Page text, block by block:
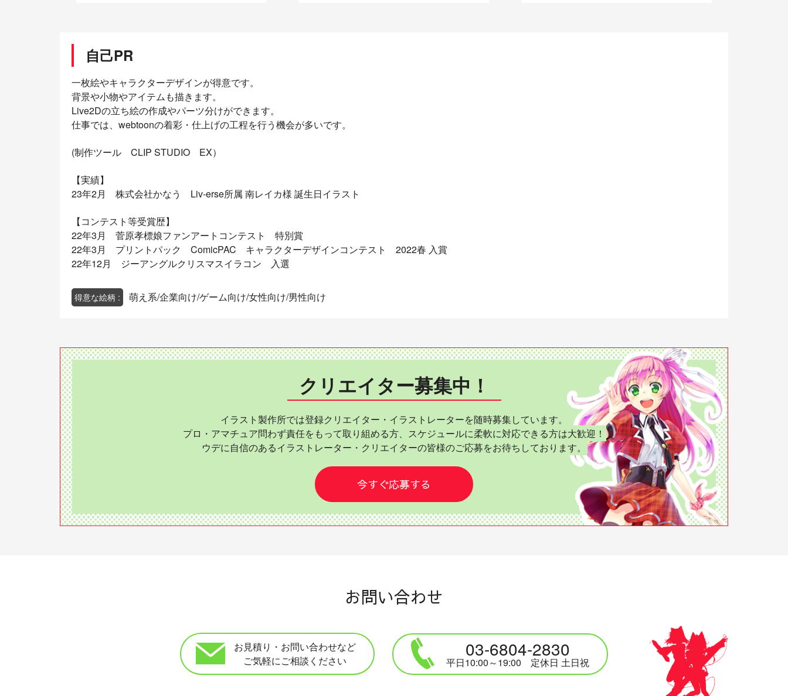
自己PR
一枚絵やキャラクターデザインが得意です。
背景や小物やアイテムも描きます。
Live2Dの立ち絵の作成やパーツ分けができます。
仕事では、webtoonの着彩・仕上げの工程を行う機会が多いです。
(制作ツール CLIP STUDIO EX）
【実績】
23年2月 株式会社かなう Liv-erse所属 南レイカ様 誕生日イラスト
【コンテスト等受賞歴】
22年3月 菅原孝標娘ファンアートコンテスト 特別賞
22年3月 プリントパック ComicPAC キャラクターデザインコンテスト 2022春 入賞
22年12月 ジーアングルクリスマスイラコン 入選
得意な絵柄 : 萌え系/企業向け/ゲーム向け/女性向け/男性向け
クリエイター募集中！
イラスト製作所では登録クリエイター・イラストレーターを随時募集しています。
プロ・アマチュア問わず責任をもって取り組める方、スケジュールに柔軟に対応できる方は大歓迎！
ウデに自信のあるイラストレーター・クリエイターの皆様のご応募をお待ちしております。
今すぐ応募する
お問い合わせ
お見積り・お問い合わせなど
ご気軽にご相談ください
03-6804-2830
平日10:00～19:00 定休日 土日祝